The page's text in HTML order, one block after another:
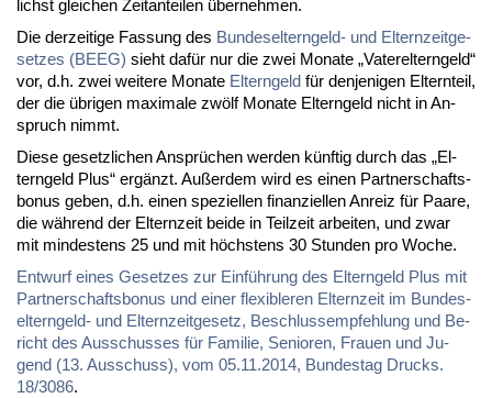
lichst glei­chen Zeit­an­tei­len über­neh­men.
Die der­zei­ti­ge Fas­sung des Bun­des­el­tern­geld- und El­tern­zeit­ge­
set­zes (BEEG) sieht da­für nur die zwei Mo­na­te „Va­ter­el­tern­geld“
vor, d.h. zwei wei­te­re Mo­na­te El­tern­geld für den­je­ni­gen El­tern­teil,
der die üb­ri­gen ma­xi­ma­le zwölf Mo­na­te El­tern­geld nicht in An­
spruch nimmt.
Die­se ge­setz­li­chen An­sprü­chen wer­den künf­tig durch das „El­
tern­geld Plus“ er­gänzt. Au­ßer­dem wird es ei­nen Part­ner­schafts­
bo­nus ge­ben, d.h. ei­nen spe­zi­el­len fi­nan­zi­el­len An­reiz für Paa­re,
die wäh­rend der El­tern­zeit bei­de in Teil­zeit ar­bei­ten, und zwar
mit min­des­tens 25 und mit höchs­tens 30 St­un­den pro Wo­che.
Ent­wurf ei­nes Ge­set­zes zur Ein­füh­rung des El­tern­geld Plus mit
Part­ner­schafts­bo­nus und ei­ner fle­xi­ble­ren El­tern­zeit im Bun­des­
el­tern­geld- und El­tern­zeit­ge­setz, Be­schluss­emp­feh­lung und Be­
richt des Aus­schus­ses für Fa­mi­lie, Se­nio­ren, Frau­en und Ju­
gend (13. Aus­schuss), vom 05.11.2014, Bun­des­tag Drucks.
18/3086.